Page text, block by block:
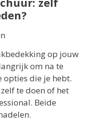
op jouw
om na te
opties die je hebt.
te doen of het
Beide